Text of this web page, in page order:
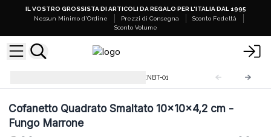
IL VOSTRO GROSSISTA DI ARTICOLI DA REGALO PER L'ITALIA DAL 1995
Nessun Minimo d'Ordine
Prezzi di Consegna
Sconto Fedeltà
Sconto Volume
ENBT-01
Cofanetto Quadrato Smaltato 10x10x4,2 cm -
Fungo Marrone